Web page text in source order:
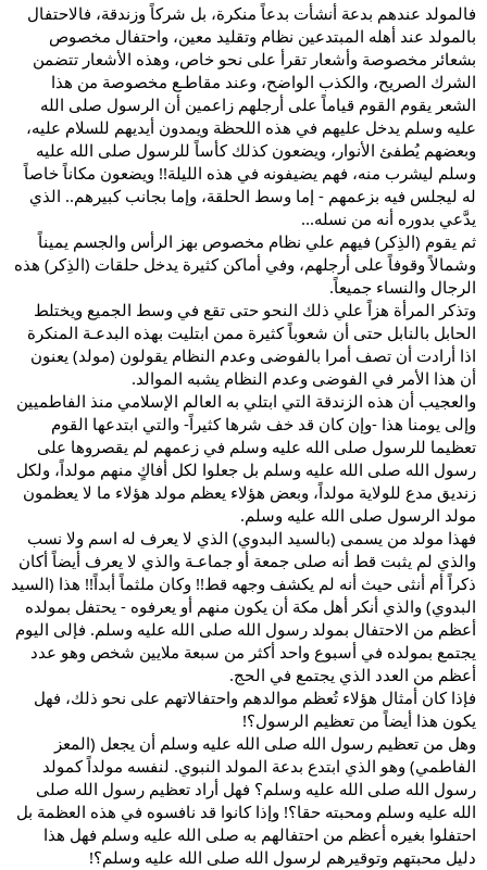
فالمولد عندهم بدعة أنشأت بدعاً منكرة، بل شركاً وزندقة، فالاحتفال
بالمولد عند أهله المبتدعين نظام وتقليد معين، واحتفال مخصوص
بشعائر مخصوصة وأشعار تقرأ على نحو خاص، وهذه الأشعار تتضمن
الشرك الصريح، والكذب الواضح، وعند مقاطـع مخصوصة من هذا
الشعر يقوم القوم قياماً على أرجلهم زاعمين أن الرسول صلى الله
عليه وسلم يدخل عليهم في هذه اللحظة ويمدون أيديهم للسلام عليه،
وبعضهم يُطفئ الأنوار، ويضعون كذلك كأساً للرسول صلى الله عليه
وسلم ليشرب منه، فهم يضيفونه في هذه الليلة!! ويضعون مكاناً خاصاً
له ليجلس فيه بزعمهم - إما وسط الحلقة، وإما بجانب كبيرهم.. الذي
يدَّعي بدوره أنه من نسله...
ثم يقوم (الذِكر) فيهم علي نظام مخصوص بهز الرأس والجسم يميناً
وشمالاً وقوفاً على أرجلهم، وفي أماكن كثيرة يدخل حلقات (الذِكر) هذه
الرجال والنساء جميعاً.
وتذكر المرأة هزاً علي ذلك النحو حتى تقع في وسط الجميع ويختلط
الحابل بالنابل حتى أن شعوباً كثيرة ممن ابتليت بهذه البدعـة المنكرة
اذا أرادت أن تصف أمرا بالفوضى وعدم النظام يقولون (مولد) يعنون
أن هذا الأمر في الفوضى وعدم النظام يشبه الموالد.
والعجيب أن هذه الزندقة التي ابتلي به العالم الإسلامي منذ الفاطميين
وإلى يومنا هذا -وإن كان قد خف شرها كثيراً- والتي ابتدعها القوم
تعظيما للرسول صلى الله عليه وسلم في زعمهم لم يقصروها على
رسول الله صلى الله عليه وسلم بل جعلوا لكل أفاكٍ منهم مولداً، ولكل
زنديق مدع للولاية مولداً، وبعض هؤلاء يعظم مولد هؤلاء ما لا يعظمون
مولد الرسول صلى الله عليه وسلم.
فهذا مولد من يسمى (بالسيد البدوي) الذي لا يعرف له اسم ولا نسب
والذي لم يثبت قط أنه صلى جمعة أو جماعـة والذي لا يعرف أيضاً أكان
ذكراً أم أنثى حيث أنه لم يكشف وجهه قط!! وكان ملثماً أبداً!! هذا (السيد
البدوي) والذي أنكر أهل مكة أن يكون منهم أو يعرفوه - يحتفل بمولده
أعظم من الاحتفال بمولد رسول الله صلى الله عليه وسلم. فإلى اليوم
يجتمع بمولده في أسبوع واحد أكثر من سبعة ملايين شخص وهو عدد
أعظم من العدد الذي يجتمع في الحج.
فإذا كان أمثال هؤلاء تُعظم موالدهم واحتفالاتهم على نحو ذلك، فهل
يكون هذا أيضاً من تعظيم الرسول؟!
وهل من تعظيم رسول الله صلى الله عليه وسلم أن يجعل (المعز
الفاطمي) وهو الذي ابتدع بدعة المولد النبوي. لنفسه مولداً كمولد
رسول الله صلى الله عليه وسلم؟ فهل أراد تعظيم رسول الله صلى
الله عليه وسلم ومحبته حقا؟! وإذا كانوا قد نافسوه في هذه العظمة بل
احتفلوا بغيره أعظم من احتفالهم به صلى الله عليه وسلم فهل هذا
دليل محبتهم وتوقيرهم لرسول الله صلى الله عليه وسلم؟!